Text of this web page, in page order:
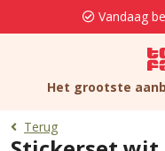
Vandaag
Het grootste
Terug